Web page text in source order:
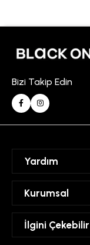
Bizi Takip Edin
Yardım
Hesabım
Favorilerim
Kurumsal
Mesafeli Satış
Üyelik Sözleşmesi
İlgini Çekebilir